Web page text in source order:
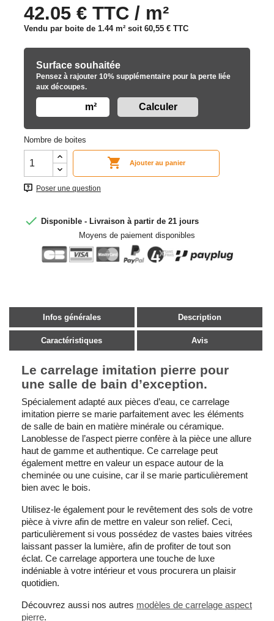
42.05 € TTC / m²
Vendu par boite de 1.44 m² soit 60,55 € TTC
Surface souhaitée
Pensez à rajouter 10% supplémentaire pour la perte liée
aux découpes.
m²
Nombre de boites
 Ajouter au panier
Poser une question
 Disponible - Livraison à partir de 21 jours
Moyens de paiement disponibles
Infos générales Description
Caractéristiques Avis
Le carrelage imitation pierre pour
une salle de bain d’exception.
Spécialement adapté aux pièces d’eau, ce carrelage
imitation pierre se marie parfaitement avec les éléments
de salle de bain en matière minérale ou céramique.
Lanoblesse de l’aspect pierre confère à la pièce une allure
haut de gamme et authentique. Ce carrelage peut
également mettre en valeur un espace autour de la
cheminée ou une cuisine, car il se marie particulièrement
bien avec le bois.
Utilisez-le également pour le revêtement des sols de votre
pièce à vivre afin de mettre en valeur son relief. Ceci,
particulièrement si vous possédez de vastes baies vitrées
laissant passer la lumière, afin de profiter de tout son
éclat. Ce carrelage apportera une touche de luxe
indéniable à votre intérieur et vous procurera un plaisir
quotidien.
Découvrez aussi nos autres modèles de carrelage aspect
pierre.